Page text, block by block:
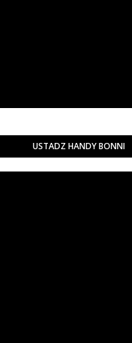
USTADZ HANDY BONNI